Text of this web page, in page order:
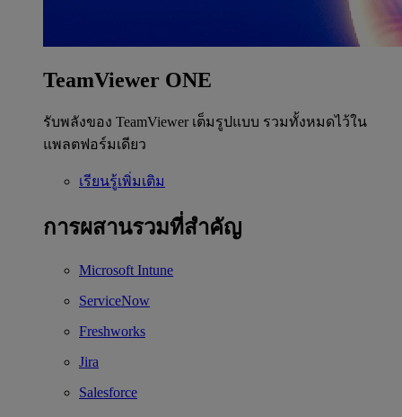
TeamViewer ONE
รับพลังของ TeamViewer เต็มรูปแบบ รวมทั้งหมดไว้ใน
แพลตฟอร์มเดียว
เรียนรู้เพิ่มเติม
การผสานรวมที่สำคัญ
Microsoft Intune
ServiceNow
Freshworks
Jira
Salesforce